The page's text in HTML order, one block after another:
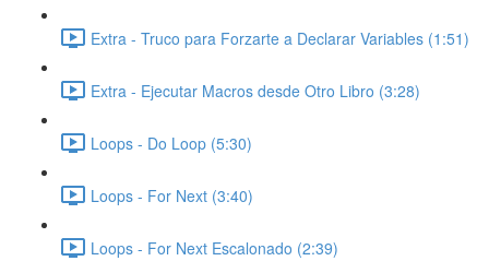
Extra - Truco para Forzarte a Declarar Variables (1:51)
Extra - Ejecutar Macros desde Otro Libro (3:28)
Loops - Do Loop (5:30)
Loops - For Next (3:40)
Loops - For Next Escalonado (2:39)